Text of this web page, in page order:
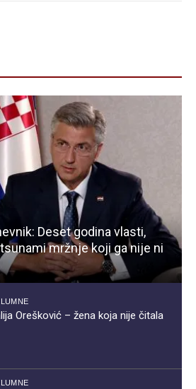
Deset godina vlasti,
mržnje koji ga nije ni
Orešković – žena koja nije čitala